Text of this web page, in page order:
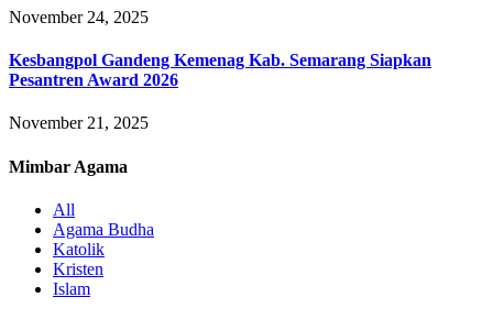
November 24, 2025
Kesbangpol Gandeng Kemenag Kab. Semarang Siapkan
Pesantren Award 2026
November 21, 2025
Mimbar Agama
All
Agama Budha
Katolik
Kristen
Islam